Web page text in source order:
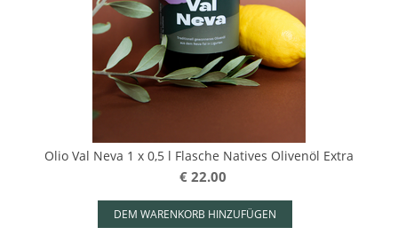
Olio Val Neva 1 x 0,5 l Flasche Natives Olivenöl Extra
€ 22.00
DEM WARENKORB HINZUFÜGEN